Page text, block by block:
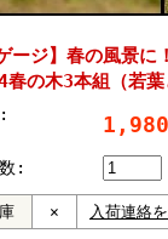
ゲージ】春の風景
の木3本組（若葉
:
× 入荷連絡